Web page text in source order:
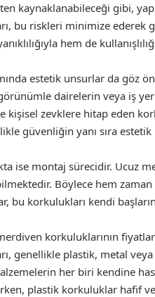
kaynaklanabileceği gibi,
bu riskleri minimize ederek
hem de
estetik unsurlar da göz
dairelerin veya iş
kişisel zevklere hitap eden
güvenliğin yanı sıra
ise montaj sürecidir. Ucuz
Böylece hem
bu korkulukları kendi
korkuluklarının
genellikle plastik, metal
her biri kendine
plastik korkuluklar hafif